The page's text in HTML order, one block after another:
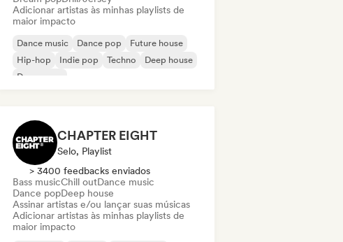
Adicionar artistas às minhas playlists de
maior impacto
Dance music Dance pop
Future house
Hip-hop
Indie pop Techno
Deep house
Dream pop
CHAPTER EIGHT
Selo, Playlist
> 3400 feedbacks enviados
Bass musicChill outDance music
Dance popDeep house
Assinar artistas e/ou lançar suas músicas
Adicionar artistas às minhas playlists de
maior impacto